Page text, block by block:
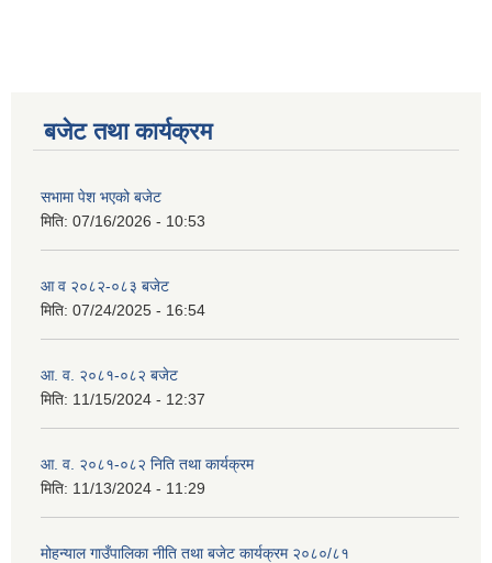
बजेट तथा कार्यक्रम
सभामा पेश भएको बजेट
मिति: 07/16/2026 - 10:53
आ व २०८२-०८३ बजेट
मिति: 07/24/2025 - 16:54
आ. व. २०८१-०८२ बजेट
मिति: 11/15/2024 - 12:37
आ. व. २०८१-०८२ निति तथा कार्यक्रम
मिति: 11/13/2024 - 11:29
मोहन्याल गाउँपालिका नीति तथा बजेट कार्यक्रम २०८०/८१